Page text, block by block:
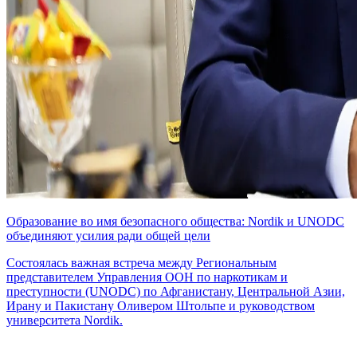
Образование во имя безопасного общества: Nordik и UNODC
объединяют усилия ради общей цели
Состоялась важная встреча между Региональным
представителем Управления ООН по наркотикам и
преступности (UNODC) по Афганистану, Центральной Азии,
Ирану и Пакистану Оливером Штольпе и руководством
университета Nordik.